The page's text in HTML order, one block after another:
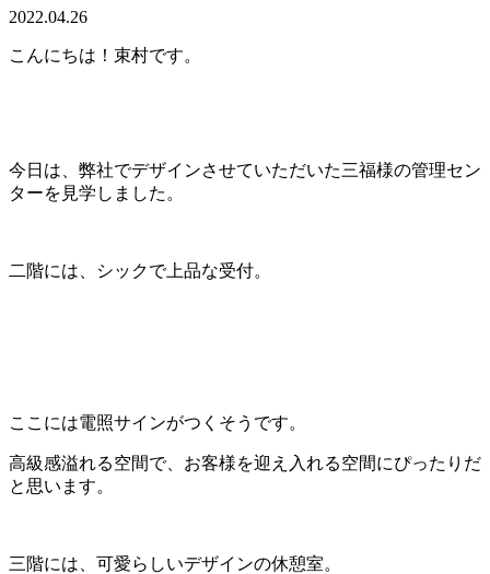
2022.04.26
こんにちは！束村です。
今日は、弊社でデザインさせていただいた三福様の管理セン
ターを見学しました。
二階には、シックで上品な受付。
ここには電照サインがつくそうです。
高級感溢れる空間で、お客様を迎え入れる空間にぴったりだ
と思います。
三階には、可愛らしいデザインの休憩室。